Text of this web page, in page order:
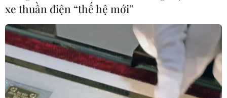
trường nhưng chưa tìm được hướng đi rõ ràng.
(TTXVN/Vietnam+)
xe thuần điện “thế hệ mới”